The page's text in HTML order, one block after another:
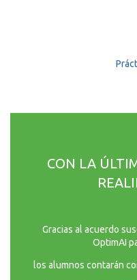
CON LA
Gracias al acuerdo
OptimAI
los alumnos contarán